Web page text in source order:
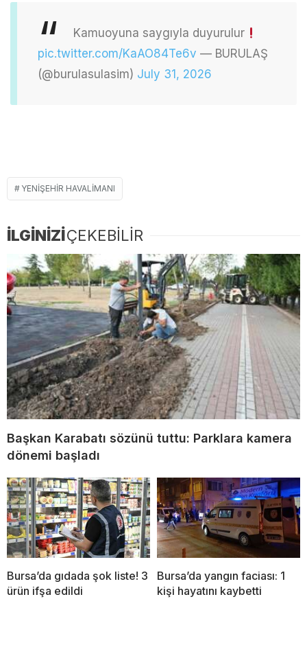
Kamuoyuna saygıyla duyurulur
pic.twitter.com/KaAO84Te6v — BURULAŞ
(@burulasulasim) July 31, 2026
YENIŞEHIR HAVALIMANI
İLGİNİZİÇEKEBİLİR
Başkan Karabatı sözünü tuttu: Parklara kamera
dönemi başladı
Bursa’da gıdada şok liste! 3
ürün ifşa edildi
Bursa’da yangın faciası: 1
kişi hayatını kaybetti